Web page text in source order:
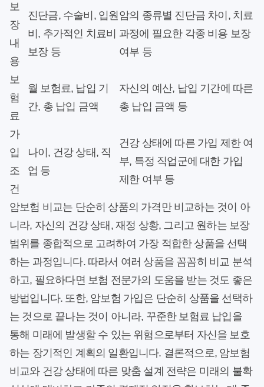
보
장
내
용
진단금, 수술비, 입원
비, 추가적인 치료비
보장 등
암의 종류별 진단금 차이, 치료
과정에 필요한 각종 비용 보장
여부 등
보
험
료
월 보험료, 납입 기
간, 총 납입 금액
자신의 예산, 납입 기간에 따른
총 납입 금액 등
가
입
조
건
나이, 건강 상태, 직
업 등
건강 상태에 따른 가입 제한 여
부, 특정 직업군에 대한 가입
제한 여부 등
암보험 비교는 단순히 상품의 가격만 비교하는 것이 아
니라, 자신의 건강 상태, 재정 상황, 그리고 원하는 보장
범위를 종합적으로 고려하여 가장 적합한 상품을 선택
하는 과정입니다. 따라서 여러 상품을 꼼꼼히 비교 분석
하고, 필요하다면 보험 전문가의 도움을 받는 것도 좋은
방법입니다. 또한, 암보험 가입은 단순히 상품을 선택하
는 것으로 끝나는 것이 아니라, 꾸준한 보험료 납입을
통해 미래에 발생할 수 있는 위험으로부터 자신을 보호
하는 장기적인 계획의 일환입니다. 결론적으로, 암보험
비교와 건강 상태에 따른 맞춤 설계 전략은 미래의 불확